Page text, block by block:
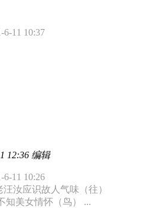
6-11 10:37
12:36 编辑
6-11 10:26
汝应识故人气味（往）
知美女情怀（鸟） ...